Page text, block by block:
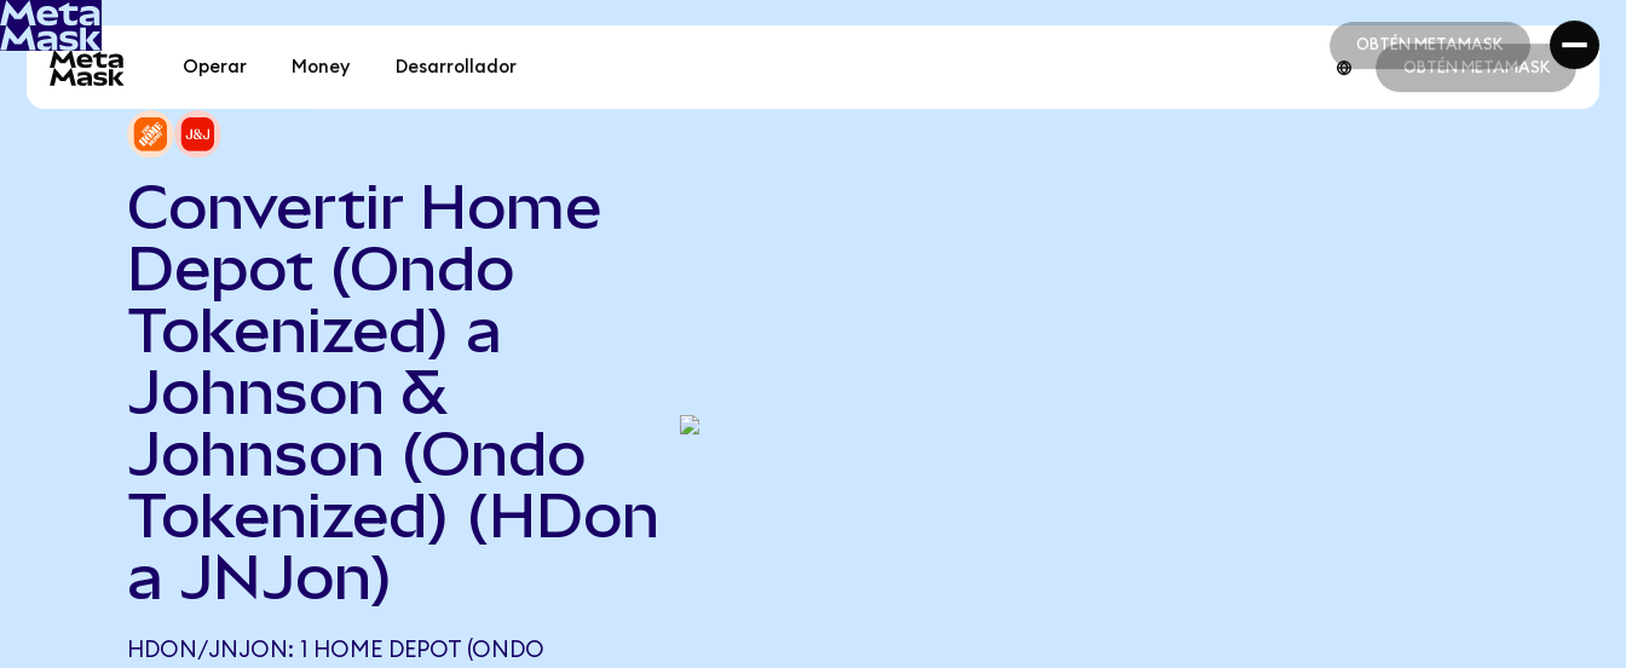
OBTÉN METAMASK
OBTÉN METAMASK
Operar Money Desarrollador OBTÉN METAMASK
Convertir Home
Depot (Ondo
Tokenized) a
Johnson &
Johnson (Ondo
Tokenized) (HDon
a JNJon)
HDON/JNJON: 1 HOME DEPOT (ONDO